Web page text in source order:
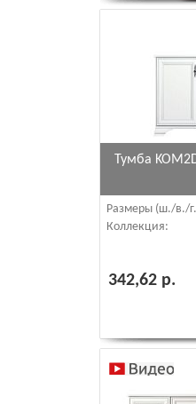
Тумба
Размеры (ш./в./
Коллекция:
342,62 р.